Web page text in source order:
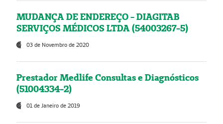
MUDANÇA DE ENDEREÇO - DIAGITAB
SERVIÇOS MÉDICOS LTDA (54003267-5)
03 de Novembro de 2020
Prestador Medlife Consultas e Diagnósticos
(51004334-2)
01 de Janeiro de 2019